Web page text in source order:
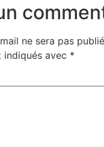
ne sera pas
avec *